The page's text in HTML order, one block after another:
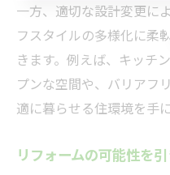
一方、適切な設計変更に
フスタイルの多様化に柔
きます。例えば、キッチ
プンな空間や、バリアフ
適に暮らせる住環境を手
リフォームの可能性を
お問い合わ